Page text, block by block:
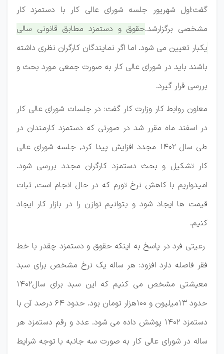
گفت:اول شهریور جلسه شورای عالی کار با دستمزد کار
مشخصی برگزارشد.حقوق و دستمزد مطابق قانونی سالی
یکبار تعیین می شود. اما اگر نمایندگان کارگران نظری داشته
باشند باید در شورای عالی کار به صورت جمعی مورد بحث و
بررسی قرار گیرد.
معاون روابط کار وزارت کار گفت: در جلسات شورای عالی کار
در اسفند ماه مقرر شد در صورتی که دستمزد کارمندان در
طی سال 1402 مجدد افزایش پیدا کرد, جلسه شورای عالی
کار تشکیل و بحث دستمزد کارگران مجدد بررسی شود.
امیدواریم با کاهش نرخ تورم که در حال انجام است, ثبات
قیمت ها ایجاد شود و بتوانیم توازن را در بازار کار ایجاد
کنیم.
رعیتی فرد در پاسخ به اینکه حقوق و دستمزد چقدر با خط
فقر فاصله دارد افزود: هر ساله یک نرخ مشخص برای سبد
معیشتی مشخص می کنیم که این سبد برای سال1402
حدود 13میلیون و 100هزار تومان بود. حدود 64 درصد آن با
دستمزد 1402 پوشش داده می شود. عدد و رقم دستمزد هر
ساله در شورای عالی کار به صورت سه جانبه با توجه شرایط